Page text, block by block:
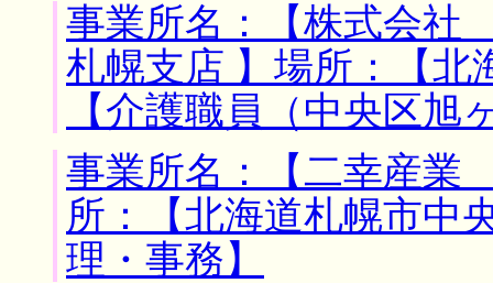
事業所名：【株式会
札幌支店 】場所：【北
【介護職員（中央区旭
事業所名：【二幸産
所：【北海道札幌市中
理・事務】